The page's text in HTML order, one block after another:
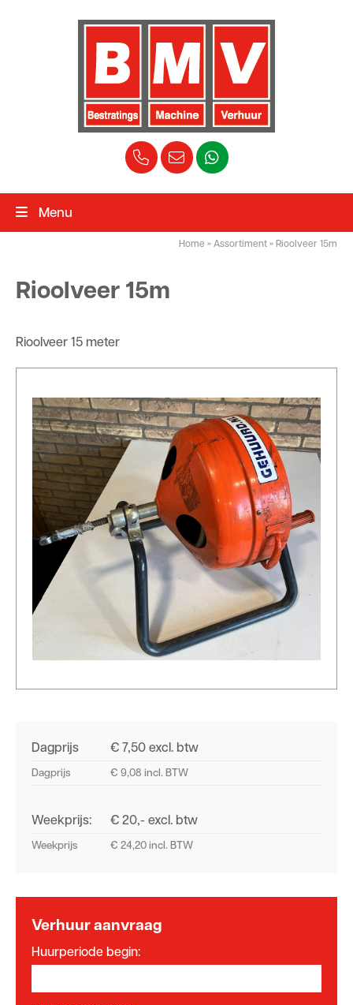
Menu
Home » Assortiment » Rioolveer 15m
Rioolveer 15m
Rioolveer 15 meter
Dagprijs € 7,50 excl. btw
Dagprijs € 9,08 incl. BTW
Weekprijs: € 20,- excl. btw
Weekprijs € 24,20 incl. BTW
Verhuur aanvraag
Huurperiode begin: